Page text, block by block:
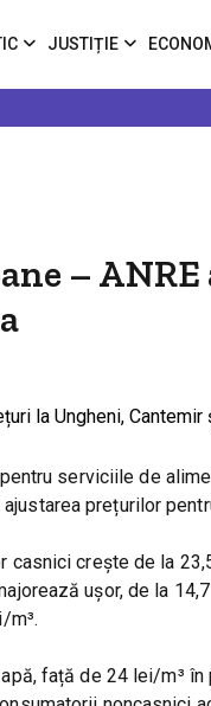
JUSTIȚIE
–
serviciile de
prețurilor
crește de la
ușor, de la
m³.
față de 24 lei/m³